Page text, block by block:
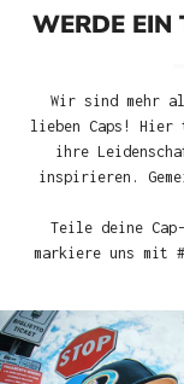
WERDE EIN
Wir sind mehr
lieben Caps! Hier
ihre
inspirieren.
Teile deine
markiere uns mit